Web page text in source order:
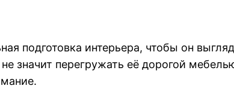
подготовка интерьера, чтобы он
значит перегружать её дорогой